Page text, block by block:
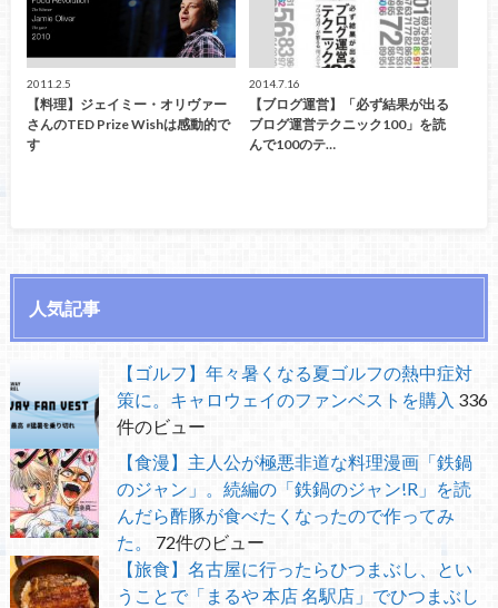
2011.2.5
【料理】ジェイミー・オリヴァー
さんのTED Prize Wishは感動的で
す
2014.7.16
【ブログ運営】「必ず結果が出る
ブログ運営テクニック100」を読
んで100のテ…
人気記事
【ゴルフ】年々暑くなる夏ゴルフの熱中症対
策に。キャロウェイのファンベストを購入 336
件のビュー
【食漫】主人公が極悪非道な料理漫画「鉄鍋
のジャン」。続編の「鉄鍋のジャン!R」を読
んだら酢豚が食べたくなったので作ってみ
た。
72件のビュー
【旅食】名古屋に行ったらひつまぶし、とい
うことで「まるや 本店 名駅店」でひつまぶし